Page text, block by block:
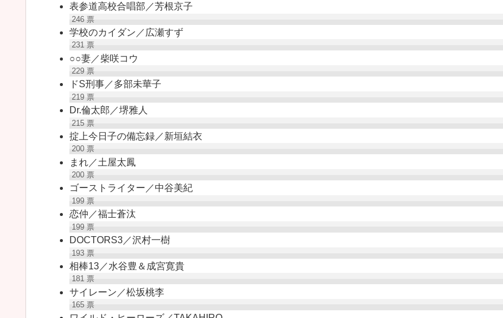
表参道高校合唱部／芳根京子
246票
学校のカイダン／広瀬すず
231票
○○妻／柴咲コウ
229票
ドS刑事／多部未華子
219票
Dr.倫太郎／堺雅人
215票
掟上今日子の備忘録／新垣結衣
200票
まれ／土屋太鳳
200票
ゴーストライター／中谷美紀
199票
恋仲／福士蒼汰
199票
DOCTORS3／沢村一樹
193票
相棒13／水谷豊＆成宮寛貴
181票
サイレーン／松坂桃李
165票